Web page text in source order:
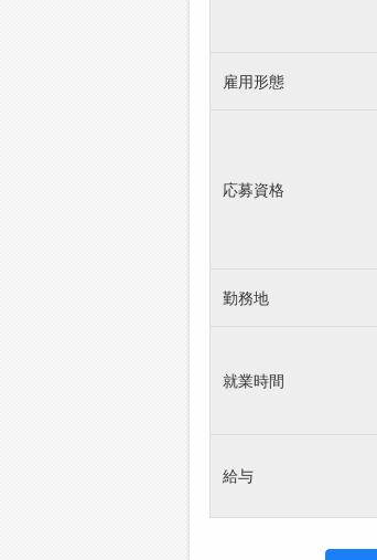
雇用形態
応募資格
勤務地
就業時間
給与